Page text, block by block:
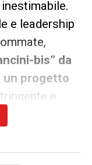
e leadership
bis” da
un progetto
e
NEWS